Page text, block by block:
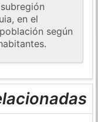
en el
según